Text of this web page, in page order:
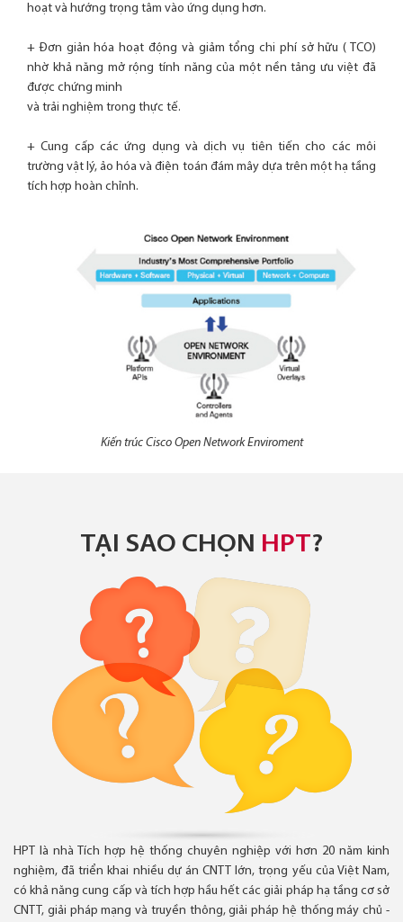
hoạt và hướng trọng tâm vào ứng dụng hơn.
+ Đơn giản hóa hoạt động và giảm tổng chi phí sở hữu ( TCO)
nhờ khả năng mở rộng tính năng của một nền tảng ưu việt đã
được chứng minh
và trải nghiệm trong thực tế.
+ Cung cấp các ứng dụng và dịch vụ tiên tiến cho các môi
trường vật lý, ảo hóa và điện toán đám mây dựa trên một hạ tầng
tích hợp hoàn chỉnh.
Kiến trúc Cisco Open Network Enviroment
TẠI SAO CHỌN HPT?
HPT là nhà Tích hợp hệ thống chuyên nghiệp với hơn 20 năm kinh
nghiệm, đã triển khai nhiều dự án CNTT lớn, trọng yếu của Việt Nam,
có khả năng cung cấp và tích hợp hầu hết các giải pháp hạ tầng cơ sở
CNTT, giải pháp mạng và truyền thông, giải pháp hệ thống máy chủ -